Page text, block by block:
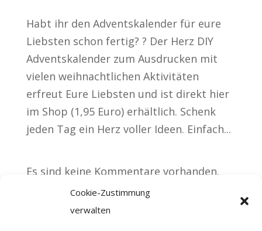
Cookie-Zustimmung
verwalten
Habt ihr den Adventskalender für eure
Liebsten schon fertig? ? Der Herz DIY
Adventskalender zum Ausdrucken mit
vielen weihnachtlichen Aktivitäten
erfreut Eure Liebsten und ist direkt hier
im Shop (1,95 Euro) erhältlich. Schenk
jeden Tag ein Herz voller Ideen. Einfach...
Es sind keine Kommentare vorhanden.